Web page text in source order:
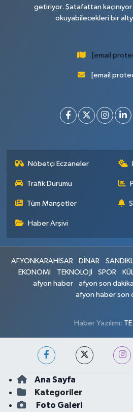
getiriyor. Şatafattan
okuyabilecekleri bir
[email
[email
Nöbetçi Eczaneler
Trafik Durumu
Tüm Manşetler
Haber Arşivi
AFYONKARAHİSAR DİNAR SANDIKLI
EKONOMİ
TEKNOLOJİ SPOR
afyon haber
afyon son
afyon haber son
Haber Yazılımı:
Ana Sayfa
Kategoriler
Foto Galeri